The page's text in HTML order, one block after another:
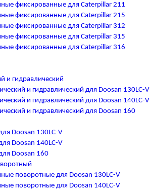
фиксированные для Caterpillar 211
фиксированные для Caterpillar 215
фиксированные для Caterpillar 312
фиксированные для Caterpillar 315
фиксированные для Caterpillar 316
и гидравлический
и гидравлический для Doosan 130LC-V
и гидравлический для Doosan 140LC-V
и гидравлический для Doosan 160
Doosan 130LC-V
Doosan 140LC-V
Doosan 160
поворотные для Doosan 130LC-V
поворотные для Doosan 140LC-V